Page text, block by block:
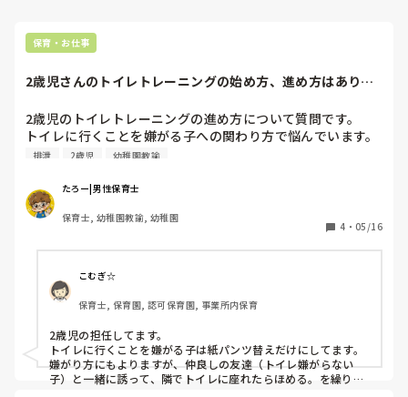
保育・お仕事
2歳児さんのトイレトレーニングの始め方、進め方はありま
2歳児のトイレトレーニングの進め方について質問です。
トイレに行くことを嫌がる子への関わり方で悩んでいます。
楽しく取り組める工夫などあれば教えていただきたいです。
排泄 2歳児 幼稚園教諭
たろー|男性保育士
保育士, 幼稚園教諭, 幼稚園
4 ・ 05/16
こむぎ☆
保育士, 保育園, 認可保育園, 事業所内保育
2歳児の担任してます。
トイレに行くことを嫌がる子は紙パンツ替えだけにしてます。
嫌がり方にもよりますが、仲良しの友達（トイレ嫌がらない
子）と一緒に誘って、隣でトイレに座れたらほめる。を繰り返